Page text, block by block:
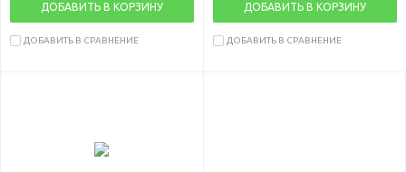
ДОБАВИТЬ В КОРЗИНУ
ДОБАВИТЬ В СРАВНЕНИЕ
ДОБАВИТЬ В КОРЗИНУ
ДОБАВИТЬ В СРАВНЕНИЕ